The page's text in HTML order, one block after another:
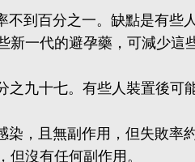
到百分之一。缺點是有些
新一代的避孕藥，可減少這
九十七。有些人裝置後可
，且無副作用，但失敗率
但沒有任何副作用。